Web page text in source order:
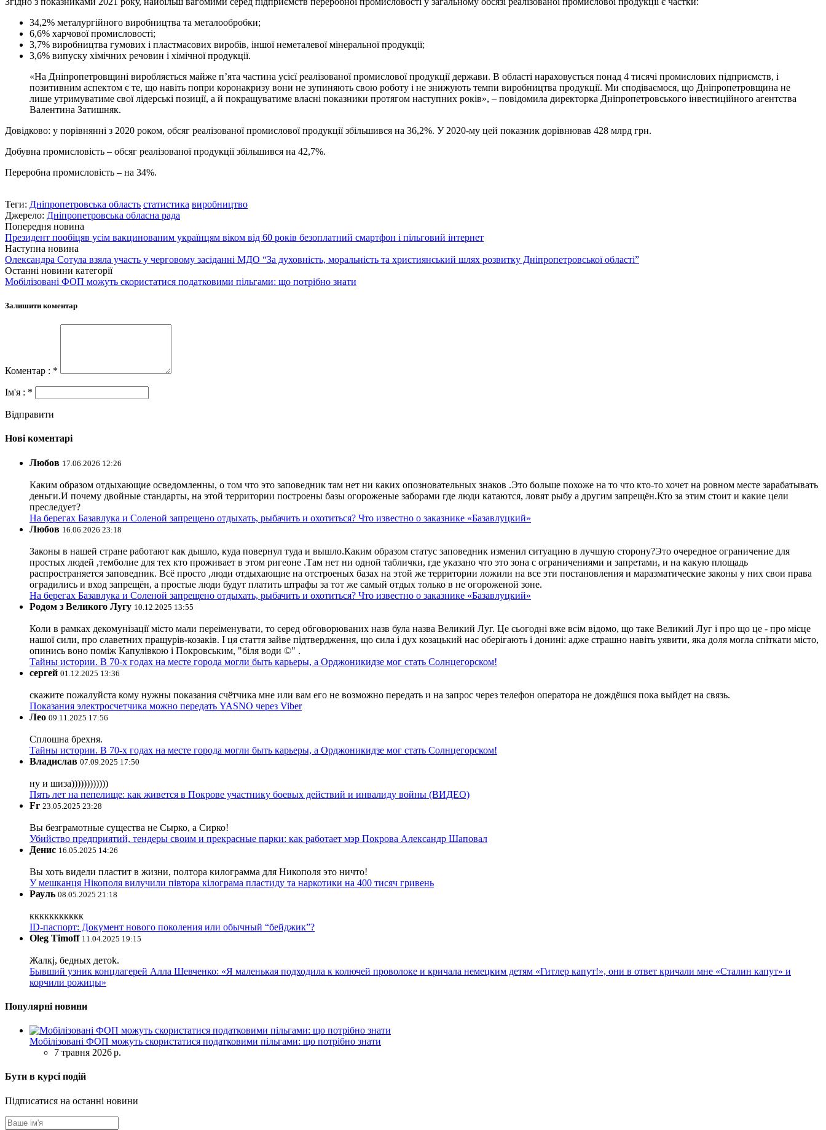
34,2% металургійного виробництва та металообробки;
6,6% харчової промисловості;
3,7% виробництва гумових і пластмасових виробів, іншої неметалевої мінеральної продукції;
3,6% випуску хімічних речовин і хімічної продукції.
«На Дніпропетровщині виробляється майже п’ята частина усієї реалізованої промислової продукції держави. В області нараховується понад 4 тисячі промислових підприємств, і
позитивним аспектом є те, що навіть попри коронакризу вони не зупиняють свою роботу і не знижують темпи виробництва продукції. Ми сподіваємося, що Дніпропетровщина не
лише утримуватиме свої лідерські позиції, а й покращуватиме власні показники протягом наступних років», – повідомила директорка Дніпропетровського інвестиційного агентства
Валентина Затишняк.
Довідково: у порівнянні з 2020 роком, обсяг реалізованої промислової продукції збільшився на 36,2%. У 2020-му цей показник дорівнював 428 млрд грн.
Добувна промисловість – обсяг реалізованої продукції збільшився на 42,7%.
Переробна промисловість – на 34%.
Теги: Дніпропетровська область статистика виробництво
Джерело: Дніпропетровська обласна рада
Попередня новина
Президент пообіцяв усім вакцинованим українцям віком від 60 років безоплатний смартфон і пільговий інтернет
Наступна новина
Олександра Сотула взяла участь у черговому засіданні МДО “За духовність, моральність та християнський шлях розвитку Дніпропетровської області”
Останні новини категорії
Мобілізовані ФОП можуть скористатися податковими пільгами: що потрібно знати
Залишити коментар
Коментар : *
Ім'я : *
Відправити
Нові коментарі
Любов 17.06.2026 12:26
Каким образом отдыхающие осведомленны, о том что это заповедник там нет ни каких опозновательных знаков .Это больше похоже на то что кто-то хочет на ровном месте зарабатывать
деньги.И почему двойные стандарты, на этой территории построены базы огороженые заборами где люди катаются, ловят рыбу а другим запрещён.Кто за этим стоит и какие цели
преследует?
На берегах Базавлука и Соленой запрещено отдыхать, рыбачить и охотиться? Что известно о заказнике «Базавлуцкий»
Любов 16.06.2026 23:18
Законы в нашей стране работают как дышло, куда повернул туда и вышло.Каким образом статус заповедник изменил ситуацию в лучшую сторону?Это очередное ограничение для
простых людей ,темболие для тех кто проживает в этом ригеоне .Там нет ни одной таблички, где указано что это зона с ограничениями и запретами, и на какую площадь
распространяется заповедник. Всё просто ,люди отдыхающие на отстроеных базах на этой же территории ложили на все эти постановления и маразматические законы у них свои права
оградились и вход запрещён, а простые люди будут платить штрафы за тот же самый отдых только в не огороженой зоне.
На берегах Базавлука и Соленой запрещено отдыхать, рыбачить и охотиться? Что известно о заказнике «Базавлуцкий»
Родом з Великого Лугу 10.12.2025 13:55
Коли в рамках декомунізації місто мали переіменувати, то серед обговорюваних назв була назва Великий Луг. Це сьогодні вже всім відомо, що таке Великий Луг і про що це - про місце
нашої сили, про славетних пращурів-козаків. І ця стаття зайве підтвердження, що сила і дух козацький нас оберігають і донині: адже страшно навіть уявити, яка доля могла спіткати місто,
опинись воно поміж Капулівкою і Покровським, "біля води ©" .
Тайны истории. В 70-х годах на месте города могли быть карьеры, а Орджоникидзе мог стать Солнцегорском!
сергей 01.12.2025 13:36
скажите пожалуйста кому нужны показания счётчика мне или вам его не возможно передать и на запрос через телефон оператора не дождёшся пока выйдет на связь.
Показания электросчетчика можно передать YASNO через Viber
Лео 09.11.2025 17:56
Сплошна брехня.
Тайны истории. В 70-х годах на месте города могли быть карьеры, а Орджоникидзе мог стать Солнцегорском!
Владислав 07.09.2025 17:50
ну и шиза))))))))))))
Пять лет на пепелище: как живется в Покрове участнику боевых действий и инвалиду войны (ВИДЕО)
Fr 23.05.2025 23:28
Вы безграмотные существа не Сырко, а Сирко!
Убийство предприятий, тендеры своим и прекрасные парки: как работает мэр Покрова Александр Шаповал
Денис 16.05.2025 14:26
Вы хоть видели пластит в жизни, полтора килограмма для Никополя это ничто!
У мешканця Нікополя вилучили півтора кілограма пластиду та наркотики на 400 тисяч гривень
Рауль 08.05.2025 21:18
ккккккккккк
ID-паспорт: Документ нового поколения или обычный “бейджик”?
Oleg Timoff 11.04.2025 19:15
Жалкj, бедных детok.
Бывший узник концлагерей Алла Шевченко: «Я маленькая подходила к колючей проволоке и кричала немецким детям «Гитлер капут!», они в ответ кричали мне «Сталин капут» и
корчили рожицы»
Популярні новини
Мобілізовані ФОП можуть скористатися податковими пільгами: що потрібно знати
7 травня 2026 р.
Бути в курсі подій
Підписатися на останні новини